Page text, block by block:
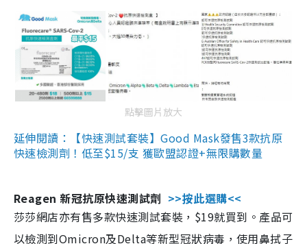
點擊圖片放大
延伸閱讀：【快速測試套裝】Good Mask發售3款抗原
快速檢測劑！低至$15/支 獲歐盟認證+無限購數量
Reagen 新冠抗原快速測試劑 >>按此選購<<
莎莎網店亦有售多款快速測試套裝，$19就買到。產品可
以檢測到Omicron及Delta等新型冠狀病毒，使用鼻拭子